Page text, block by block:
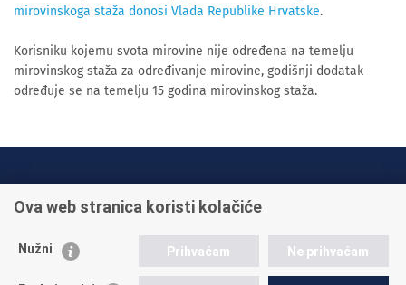
mirovinskoga staža donosi Vlada Republike Hrvatske.
Korisniku kojemu svota mirovine nije određena na temelju
mirovinskog staža za određivanje mirovine, godišnji dodatak
određuje se na temelju 15 godina mirovinskog staža.
+385 1 45 95 011
Ova web stranica koristi kolačiće
Nužni Prihvaćam Ne prihvaćam